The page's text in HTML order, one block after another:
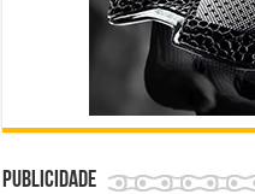
Publicidade